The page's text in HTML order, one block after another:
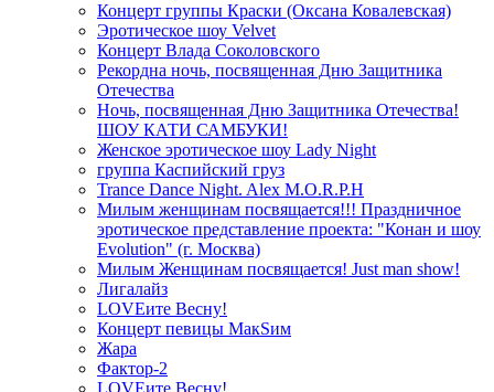
Концерт группы Краски (Оксана Ковалевская)
Эротическое шоу Velvet
Концерт Влада Соколовского
Рекордна ночь, посвященная Дню Защитника
Отечества
Ночь, посвященная Дню Защитника Отечества!
ШОУ КАТИ САМБУКИ!
Женское эротическое шоу Lady Night
группа Каспийский груз
Trance Dance Night. Alex M.O.R.P.H
Милым женщинам посвящается!!! Праздничное
эротическое представление проекта: "Конан и шоу
Evolution" (г. Москва)
Милым Женщинам посвящается! Just man show!
Лигалайз
LOVEите Весну!
Концерт певицы МакSим
Жара
Фактор-2
LOVEите Весну!